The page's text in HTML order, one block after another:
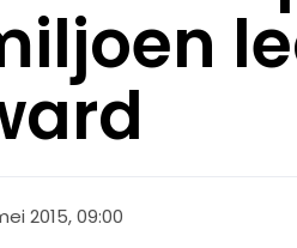
2015, 09:00